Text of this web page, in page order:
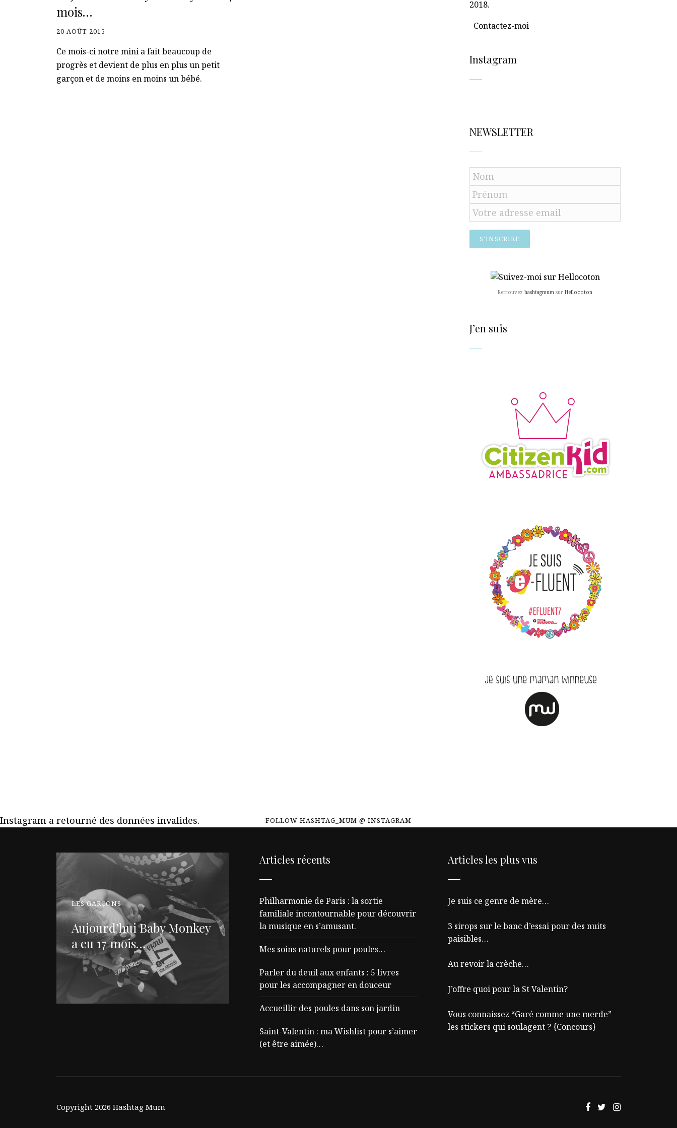
mois…
20 AOÛT 2015
Ce mois-ci notre mini a fait beaucoup de
progrès et devient de plus en plus un petit
garçon et de moins en moins un bébé.
2018.
Contactez-moi
Instagram
NEWSLETTER
Retrouvez hashtagmum sur Hellocoton
J’en suis
Instagram a retourné des données invalides. FOLLOW HASHTAG_MUM @ INSTAGRAM
LES GARÇONS
Aujourd’hui Baby Monkey
a eu 17 mois…
Articles récents
Philharmonie de Paris : la sortie
familiale incontournable pour découvrir
la musique en s’amusant.
Mes soins naturels pour poules…
Parler du deuil aux enfants : 5 livres
pour les accompagner en douceur
Accueillir des poules dans son jardin
Saint-Valentin : ma Wishlist pour s’aimer
(et être aimée)…
Articles les plus vus
Je suis ce genre de mère…
3 sirops sur le banc d’essai pour des nuits
paisibles…
Au revoir la crèche…
J’offre quoi pour la St Valentin?
Vous connaissez “Garé comme une merde”
les stickers qui soulagent ? {Concours}
Copyright 2026 Hashtag Mum